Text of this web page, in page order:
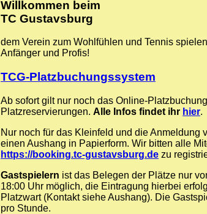
Willkommen beim
TC Gustavsburg
dem Verein zum Wohlfühlen und Tennis
Anfänger und Profis!
TCG-Platzbuchungssystem
Ab sofort gilt nur noch das Online-
Platzreservierungen. Alle Infos findet ihr hier.
Nur noch für das Kleinfeld und die Anmeldung
einen Aushang in Papierform. Wir bitten alle
https://booking.tc-gustavsburg.de zu
Gastspielern ist das Belegen der Plätze nur
18:00 Uhr möglich, die Eintragung hierbei
Platzwart (Kontakt siehe Aushang). Die
pro Stunde.